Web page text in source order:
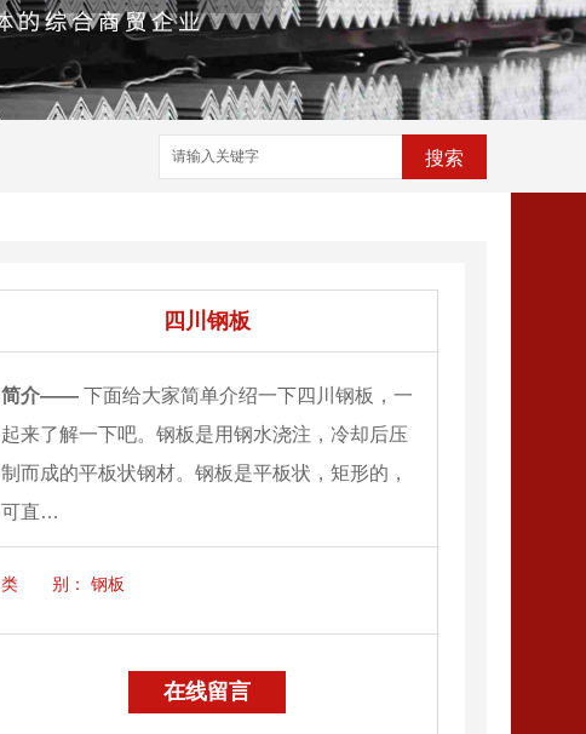
搜索
四川钢板
简介—— 下面给大家简单介绍一下四川钢板，一
起来了解一下吧。钢板是用钢水浇注，冷却后压
制而成的平板状钢材。钢板是平板状，矩形的，
可直…
类 别： 钢板
在线留言